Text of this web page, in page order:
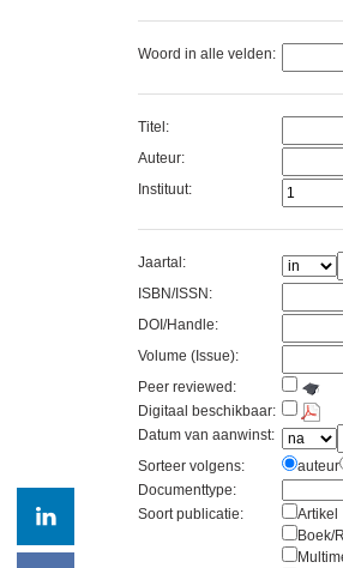
Woord in alle velden:
Titel:
Auteur:
Instituut:
Jaartal:
ISBN/ISSN:
DOI/Handle:
Volume (Issue):
Peer reviewed:
Digitaal beschikbaar:
Datum van aanwinst:
Sorteer volgens: auteur
Documenttype:
Soort publicatie:
Artikel
Boek/